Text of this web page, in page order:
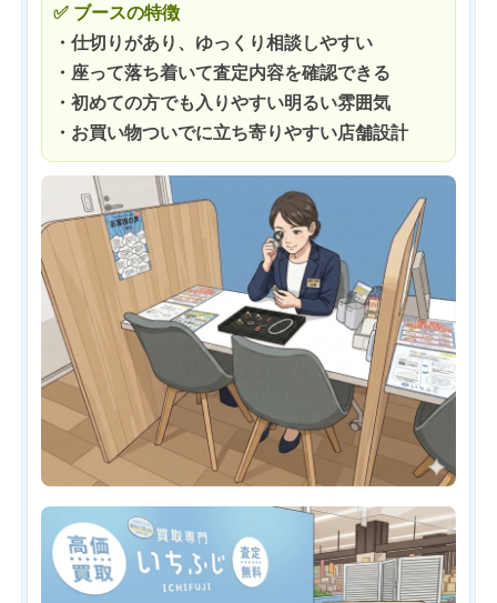
✅ ブースの特徴
・仕切りがあり、ゆっくり相談しやすい
・座って落ち着いて査定内容を確認できる
・初めての方でも入りやすい明るい雰囲気
・お買い物ついでに立ち寄りやすい店舗設計